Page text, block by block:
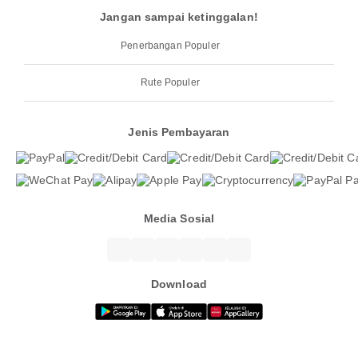
Jangan sampai ketinggalan!
Penerbangan Populer
Rute Populer
Jenis Pembayaran
Media Sosial
Download